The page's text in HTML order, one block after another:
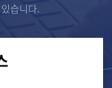
습니다.